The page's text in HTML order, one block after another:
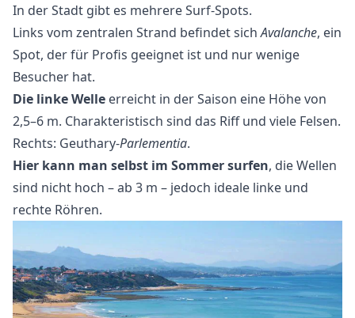
In der Stadt gibt es mehrere Surf-Spots.
Links vom zentralen Strand befindet sichAvalanche, ein
Spot, der für Profis geeignet ist und nur wenige
Besucher hat.
Die linke Welle erreicht in der Saison eine Höhe von
2,5–6 m. Charakteristisch sind das Riff und viele Felsen.
Rechts: Geuthary-Parlementia.
Hier kann man selbst im Sommer surfen, die Wellen
sind nicht hoch – ab 3 m – jedoch ideale linke und
rechte Röhren.